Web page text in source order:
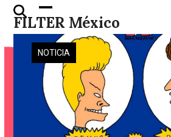
Skip
content
FILTER México
Open
mobile
menu
Close
mobile
menu
NOTICIA